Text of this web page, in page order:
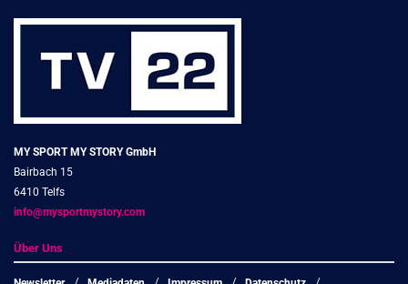
MY SPORT MY STORY GmbH
Bairbach 15
6410 Telfs
info@mysportmystory.com
Über Uns